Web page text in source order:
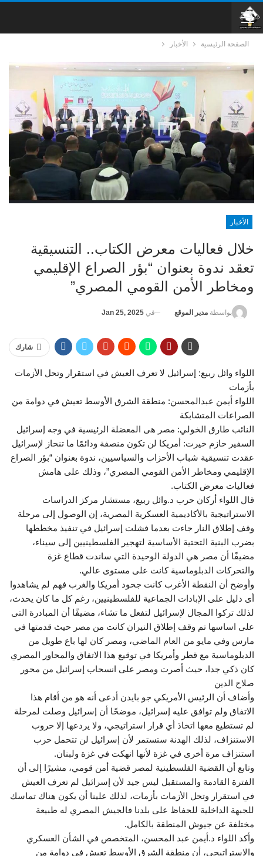
الصفحة الرئيسية الأخبار
الأخبار
خلال فعاليات معرض الكتاب.. التنسيقية
تعقد ندوة بعنوان “بؤر الصراع الإقليمي
ومخاطر الأمن القومي المصري”
بواسطة مدير الموقع في Jan 25, 2025
شارك
اللواء وائل ربيع: إسرائيل لا تعرف العيش في استقرار وتحل الأزمات
بأزمات
اللواء أيمن عبدالمحسن: منطقة الشرق الأوسط تعيش في دوامة من
الصراعات المتشابكة
النائب طارق الخولي: مصر هى المعضلة الرئيسية في وجه إسرائيل
السفير حازم خيرت: أمريكا لن تكون منصفة ودائمًا ما تنحاز لإسرائيل
عقدت تنسيقية شباب الأحزاب والسياسيين، ندوة بعنوان “بؤر الصراع
الإقليمي ومخاطر الأمن القومي المصري”، وذلك على هامش
فعاليات معرض الكتاب.
قال اللواء أركان حرب د.وائل ربيع، مستشار مركز الدراسات
الاستراتيجية بالأكاديمية العسكرية المصرية، إن الوصول إلى مرحلة
وقف إطلاق النار جاءت بعدما فشلت إسرائيل في تنفيذ مخططها
بضرب البنية التحتية الأساسية لتهجير الفلسطينيين إلى سيناء،
مضيفًا أن مصر هي الدولة الوحيدة التي ساندت قطاع غزة
والتحركات الدبلوماسية كانت على مستوى عالي.
وأوضح أن النقطة الأغرب كانت جحود أمريكا والغرب فهم لم يشاهدوا
أى دليل على الإبادات الجماعية للفلسطينيين، رغم كل ما كان يحدث،
لذلك تركوا المجال لإسرائيل لتفعل ما تشاء، مضيفًا أن المبادرة التى
على اساسها تم وقف إطلاق النيران كانت من مصر حيث قدمتها في
مارس وفي مايو من العام الماضي، ومصر كان لها باع طويل من
الدبلوماسية مع قطر وأمريكا في توقيع هذا الاتفاق والمحاور المصري
كان ذكي جدا، حيث أصرت ومصر على انسحاب إسرائيل من محور
صلاح الدين
وأضاف أن الرئيس الأمريكي جو بايدن أدعى أنه هو من أقام هذا
الاتفاق ولم توافق عليه إسرائيل، موضحًا أن إسرائيل وصلت لمرحلة
لم تستطيع معها اتخاذ أي قرار استراتيجي، ولا يردعها إلا حروب
الاستنزاف، لذلك الهدنة ستستمر لأن إسرائيل لن تتحمل حرب
استنزاف مرة أخرى في غزة لأنها انهكت في غزة ولبنان.
وتابع أن القضية الفلسطينية لمصر قضية أمن قومي، مشيرًا إلى أن
الفترة القادمة والمستقبل ليس جيد لأن إسرائيل لم تعرف العيش
في استقرار وتحل الأزمات بأزمات، لذلك علينا أن يكون هناك تماسك
للجبهة الداخلية للحفاظ على بلدنا فالجيش المصري له طبيعة
مختلفة عن جيوش المنطقة بالكامل.
وأكد اللواء د.أيمن عبد المحسن، المتخصص في الشأن العسكري
والاستراتيجي، أن منطقة الشرق الأوسط تعيش في دوامة من